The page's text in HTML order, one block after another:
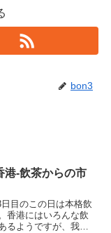
bon3
港-飲茶からの市
目のこの日は本格飲
香港にはいろんな飲
るようですが、我が